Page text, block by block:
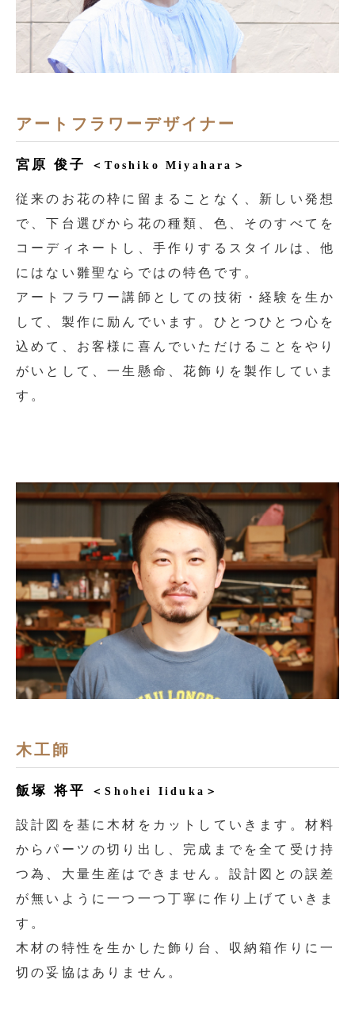
アートフラワーデザイナー
宮原 俊子 ＜Toshiko Miyahara＞
従来のお花の枠に留まることなく、新しい発想
で、下台選びから花の種類、色、そのすべてを
コーディネートし、手作りするスタイルは、他
にはない雛聖ならではの特色です。
アートフラワー講師としての技術・経験を生か
して、製作に励んでいます。ひとつひとつ心を
込めて、お客様に喜んでいただけることをやり
がいとして、一生懸命、花飾りを製作していま
す。
木工師
飯塚 将平 ＜Shohei Iiduka＞
設計図を基に木材をカットしていきます。材料
からパーツの切り出し、完成までを全て受け持
つ為、大量生産はできません。設計図との誤差
が無いように一つ一つ丁寧に作り上げていきま
す。
木材の特性を生かした飾り台、収納箱作りに一
切の妥協はありません。